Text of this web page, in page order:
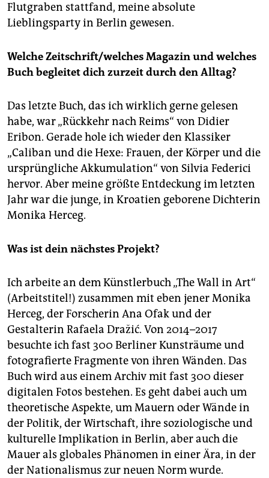
Flutgraben stattfand, meine absolute
Lieblingsparty in Berlin gewesen.
Welche Zeitschrift/welches Magazin und welches
Buch begleitet dich zurzeit durch den Alltag?
Das letzte Buch, das ich wirklich gerne gelesen
habe, war „Rückkehr nach Reims“ von Didier
Eribon. Gerade hole ich wieder den Klassiker
„Caliban und die Hexe: Frauen, der Körper und die
ursprüngliche Akkumulation“ von Silvia Federici
hervor. Aber meine größte Entdeckung im letzten
Jahr war die junge, in Kroatien geborene Dichterin
Monika Herceg.
Was ist dein nächstes Projekt?
Ich arbeite an dem Künstlerbuch „The Wall in Art“
(Arbeitstitel!) zusammen mit eben jener Monika
Herceg, der Forscherin Ana Ofak und der
Gestalterin Rafaela Dražić. Von 2014–2017
besuchte ich fast 300 Berliner Kunsträume und
fotografierte Fragmente von ihren Wänden. Das
Buch wird aus einem Archiv mit fast 300 dieser
digitalen Fotos bestehen. Es geht dabei auch um
theoretische Aspekte, um Mauern oder Wände in
der Politik, der Wirtschaft, ihre soziologische und
kulturelle Implikation in Berlin, aber auch die
Mauer als globales Phänomen in einer Ära, in der
der Nationalismus zur neuen Norm wurde.